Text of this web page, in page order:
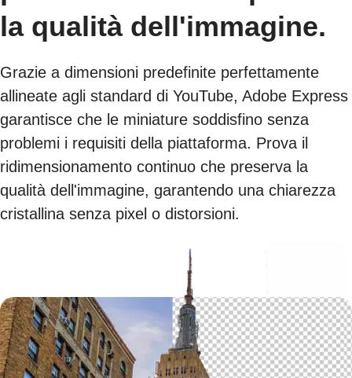
la qualità dell'immagine.
Grazie a dimensioni predefinite perfettamente
allineate agli standard di YouTube, Adobe Express
garantisce che le miniature soddisfino senza
problemi i requisiti della piattaforma. Prova il
ridimensionamento continuo che preserva la
qualità dell'immagine, garantendo una chiarezza
cristallina senza pixel o distorsioni.